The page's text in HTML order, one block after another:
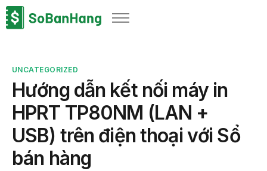
Sản phẩm
Bảng giá
Blog
Thông tin thuế
Về chúng tôi
UNCATEGORIZED
Hướng dẫn kết nối máy in
HPRT TP80NM (LAN +
USB) trên điện thoại với Sổ
bán hàng